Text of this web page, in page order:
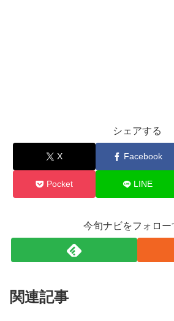
シェアする
X Facebook
Pocket LINE
今旬ナビをフォロー
関連記事